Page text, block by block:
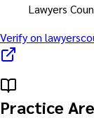
Lawyers
Verify on
Practice